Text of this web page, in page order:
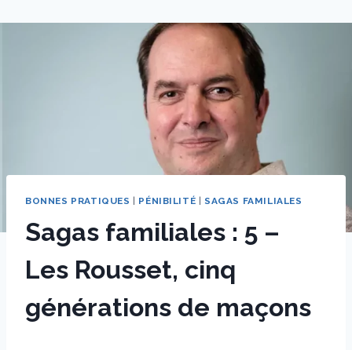
BONNES PRATIQUES | PÉNIBILITÉ | SAGAS FAMILIALES
Sagas familiales : 5 –
Les Rousset, cinq
générations de maçons